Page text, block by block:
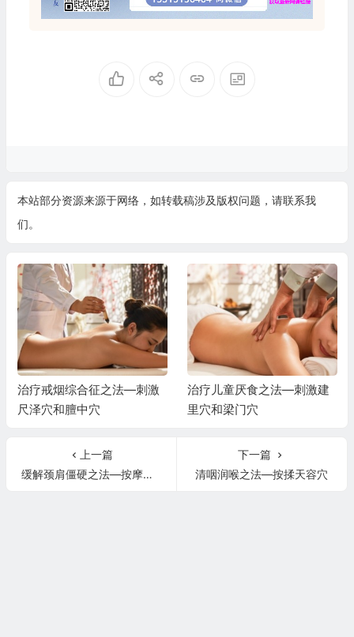
本站部分资源来源于网络，如转载稿涉及版权问题，请联系我
们。
治疗戒烟综合征之法—刺激
尺泽穴和膻中穴
治疗儿童厌食之法—刺激建
里穴和梁门穴
上一篇
缓解颈肩僵硬之法—按摩肩外俞穴
下一篇
清咽润喉之法—按揉天容穴